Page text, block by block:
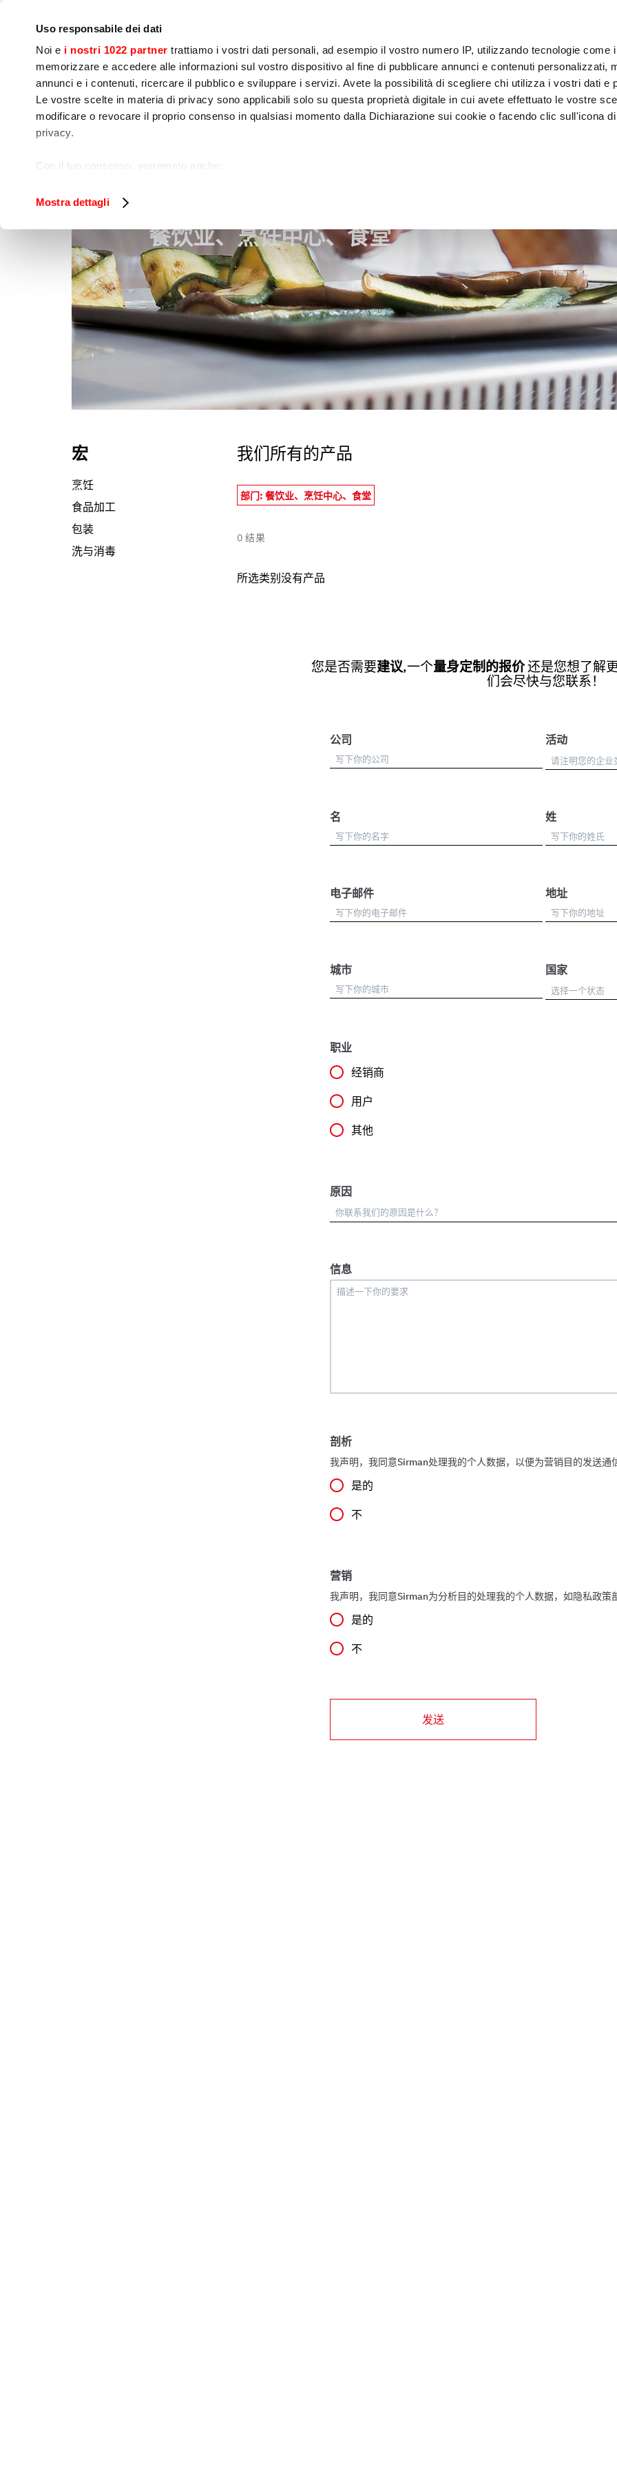
Uso responsabile dei dati
Noi e i nostri 1022 partner trattiamo i vostri dati personali, ad esempio il vostro numero IP, utilizzando tecnologie come
memorizzare e accedere alle informazioni sul vostro dispositivo al fine di pubblicare annunci e contenuti personalizzati,
annunci e i contenuti, ricercare il pubblico e sviluppare i servizi. Avete la possibilità di scegliere chi utilizza i vostri dati e
Le vostre scelte in materia di privacy sono applicabili solo su questa proprietà digitale in cui avete effettuato le vostre
modificare o revocare il proprio consenso in qualsiasi momento dalla Dichiarazione sui cookie o facendo clic sull'icona
privacy.
Con il tuo consenso, vorremmo anche:
Identificare il tuo dispositivo, scansionandolo attivamente alla ricerca di caratteristiche specifiche (impronte
tuo consenso in qualsiasi momento dalla Dichiarazione sui cookie.
Utilizziamo i cookie per garantire che l’utente possa usufruire del servizio richiesto, per personalizzare contenuti ed
funzionalità dei social media e per analizzare il nostro traffico. Condividiamo inoltre informazioni sul modo in cui l’utente
sito con i nostri partner che si occupano di analisi dei dati web, pubblicità e social media, i quali potrebbero combinarle
informazioni che ha fornito loro o che hanno raccolto dal suo utilizzo dei loro servizi.
Mostra dettagli
客户
烹饪 食品加工 包装 急速冷却器 食陈列
餐饮业、烹饪中心、食堂
宏
烹饪
食品加工
包装
洗与消毒
我们所有的产品
部门: 餐饮业、烹饪中心、食堂
0 结果
所选类别没有产品
您是否需要建议,一个量身定制的报价还是您想了解
们会尽快与您联系！
公司 活动
名 姓
电子邮件 地址
城市 国家
职业
经销商
用户
其他
原因
信息
剖析
我声明，我同意Sirman处理我的个人数据，以便为营销目的发送通
是的
不
营销
我声明，我同意Sirman为分析目的处理我的个人数据，如隐私政策
是的
不
发送